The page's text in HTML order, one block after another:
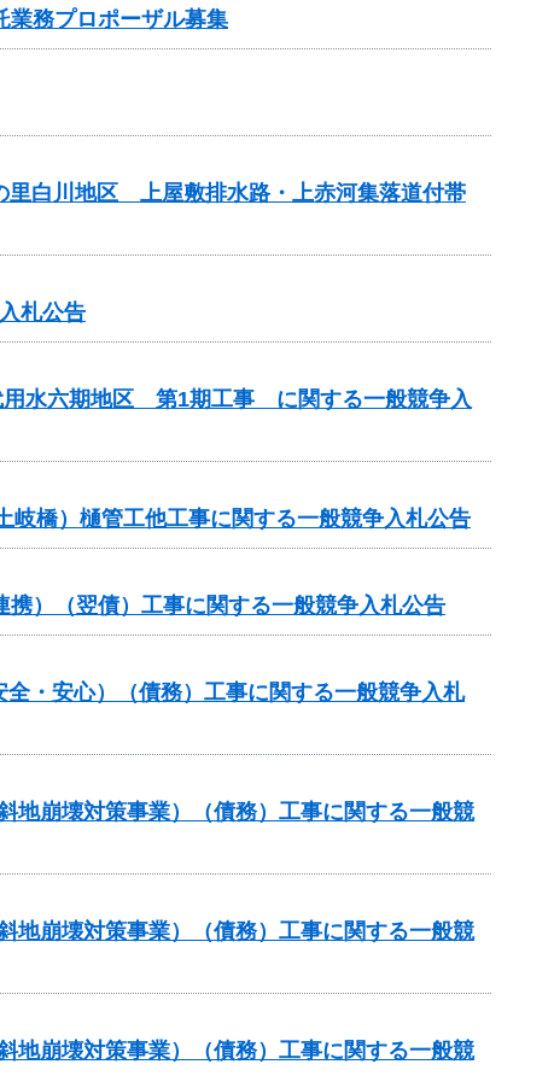
業務プロポーザル募集
里白川地区 上屋敷排水路・上赤河集落道付帯
札公告
用水六期地区 第1期工事 に関する一般競争入
橋）樋管工他工事に関する一般競争入札公告
）（翌債）工事に関する一般競争入札公告
・安心）（債務）工事に関する一般競争入札
地崩壊対策事業）（債務）工事に関する一般競
地崩壊対策事業）（債務）工事に関する一般競
地崩壊対策事業）（債務）工事に関する一般競